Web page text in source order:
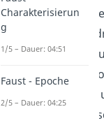
zu lassen. Auf
begegnet er bald
Fortunato, Pietro
Knaben
. Die drei
Palastruine vorbei
glaubt, die
Charakterisierun
g
1/5 – Dauer: 04:51
Faust - Epoche
2/5 – Dauer: 04:25